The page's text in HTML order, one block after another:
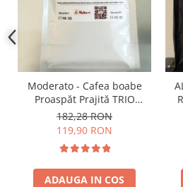
Moderato - Cafea boabe
Proaspăt Prajită TRIO
SELECT by Răzvan
Păunescu, blend 100%
Arabica
182,28 RON
119,90 RON
ADAUGA IN COS